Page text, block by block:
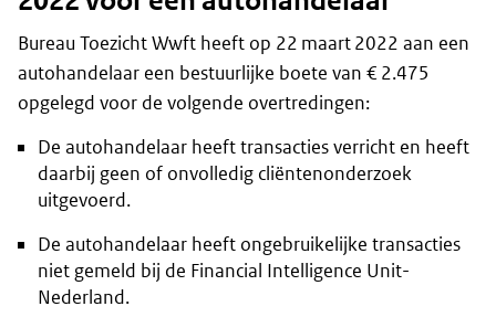
Bureau Toezicht Wwft heeft op 22 maart 2022 aan een
autohandelaar een bestuurlijke boete van € 2.475
opgelegd voor de volgende overtredingen:
De autohandelaar heeft transacties verricht en heeft
daarbij geen of onvolledig cliëntenonderzoek
uitgevoerd.
De autohandelaar heeft ongebruikelijke transacties
niet gemeld bij de Financial Intelligence Unit-
Nederland.